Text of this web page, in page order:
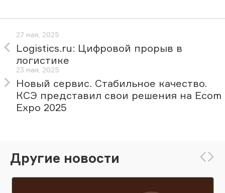
27 мая, 2025
Logistics.ru: Цифровой прорыв в
логистике
23 мая, 2025
Новый сервис. Стабильное качество.
КСЭ представил свои решения на Ecom
Expo 2025
Другие новости